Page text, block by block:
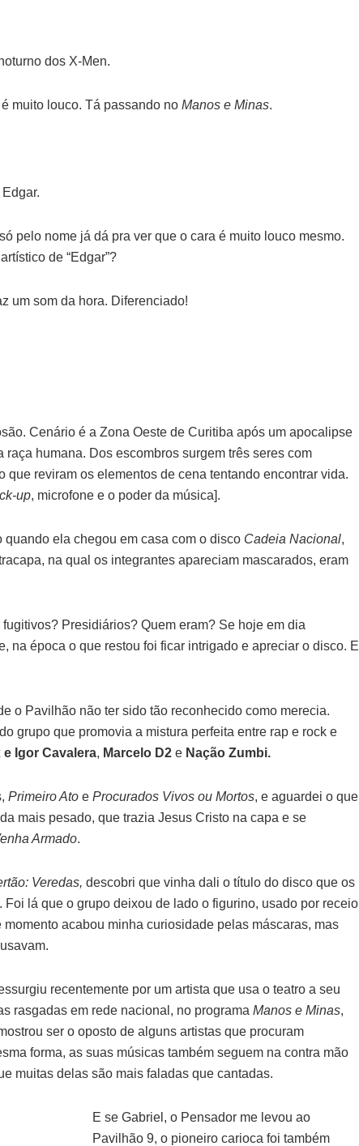
dos X-Men.
muito louco. Tá passando no Manos e Minas.
pelo nome já dá pra ver que o cara é muito louco mesmo.
de “Edgar”?
um som da hora. Diferenciado!
Cenário é a Zona Oeste de Curitiba após um apocalipse
humana. Dos escombros surgem três seres com
que reviram os elementos de cena tentando encontrar vida.
up, microfone e o poder da música].
ela chegou em casa com o disco Cadeia Nacional,
na qual os integrantes apareciam mascarados, eram
Presidiários? Quem eram? Se hoje em dia
na época o que restou foi ficar intrigado e apreciar o disco. E
o Pavilhão não ter sido tão reconhecido como merecia.
grupo que promovia a mistura perfeita entre rap e rock e
e Igor Cavalera, Marcelo D2 e Nação Zumbi.
Primeiro Ato e Procurados Vivos ou Mortos, e aguardei o que
mais pesado, que trazia Jesus Cristo na capa e se
Armado.
Veredas, descobri que vinha dali o título do disco que os
Foi lá que o grupo deixou de lado o figurino, usado por receio
acabou minha curiosidade pelas máscaras, mas
recentemente por um artista que usa o teatro a seu
rasgadas em rede nacional, no programa Manos e Minas,
ser o oposto de alguns artistas que procuram
forma, as suas músicas também seguem na contra mão
muitas delas são mais faladas que cantadas.
E se Gabriel, o Pensador me levou ao
Pavilhão 9, o pioneiro carioca foi também